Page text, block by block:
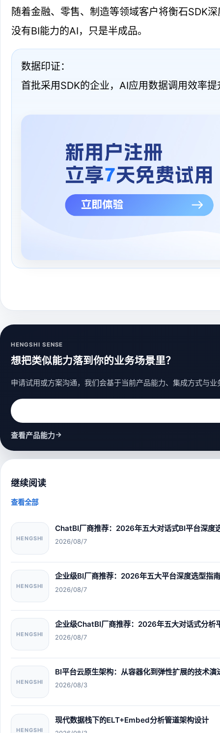
随着金融、零售、制造等领域客户将衡石SDK
没有BI能力的AI，只是半成品。
数据印证：
首批采用SDK的企业，AI应用数据调用效率
HENGSHI SENSE
想把类似能力落到你的业务场景里？
申请试用或方案沟通，我们会基于当前产品能力、集成方式与
查看产品能力→
继续阅读
查看全部
HENGSHI
ChatBI厂商推荐：2026年五大对话式BI平台深度
2026/08/7
HENGSHI
企业级BI厂商推荐：2026年五大平台深度选型指
2026/08/7
HENGSHI
企业级ChatBI厂商推荐：2026年五大对话式分析
2026/08/7
HENGSHI
BI平台云原生架构：从容器化到弹性扩展的技术演
2026/08/3
HENGSHI
现代数据栈下的ELT+Embed分析管道架构设计